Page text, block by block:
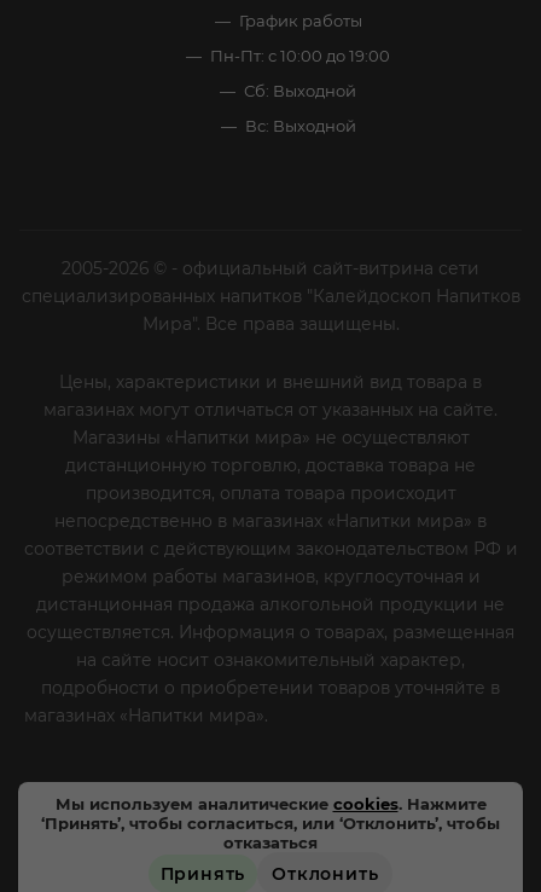
Мы используем аналитические cookies. Нажмите
‘Принять’, чтобы согласиться, или ‘Отклонить’, чтобы
отказаться
Принять Отклонить
График работы
Пн-Пт: с 10:00 до 19:00
Сб: Выходной
Вс: Выходной
2005-2026 © - официальный сайт-витрина сети
специализированных напитков "Калейдоскоп Напитков
Мира". Все права защищены.
Цены, характеристики и внешний вид товара в
магазинах могут отличаться от указанных на сайте.
Магазины «Напитки мира» не осуществляют
дистанционную торговлю, доставка товара не
производится, оплата товара происходит
непосредственно в магазинах «Напитки мира» в
соответствии с действующим законодательством РФ и
режимом работы магазинов, круглосуточная и
дистанционная продажа алкогольной продукции не
осуществляется. Информация о товарах, размещенная
на сайте носит ознакомительный характер,
подробности о приобретении товаров уточняйте в
магазинах «Напитки мира».